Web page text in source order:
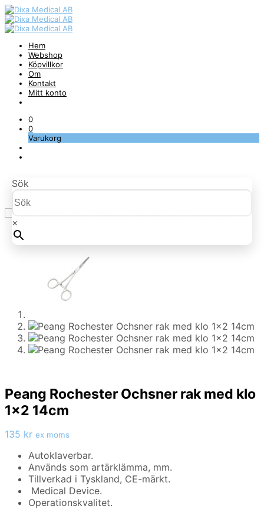
Hem
Webshop
Köpvillkor
Om
Kontakt
Mitt konto
0
0
Varukorg
Sök
×
Peang Rochester Ochsner rak med klo
1×2 14cm
135 kr ex moms
Autoklaverbar.
Används som artärklämma, mm.
Tillverkad i Tyskland, CE-märkt.
Medical Device.
Operationskvalitet.